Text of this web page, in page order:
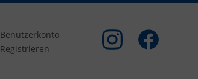
Benutzerkonto
Registrieren